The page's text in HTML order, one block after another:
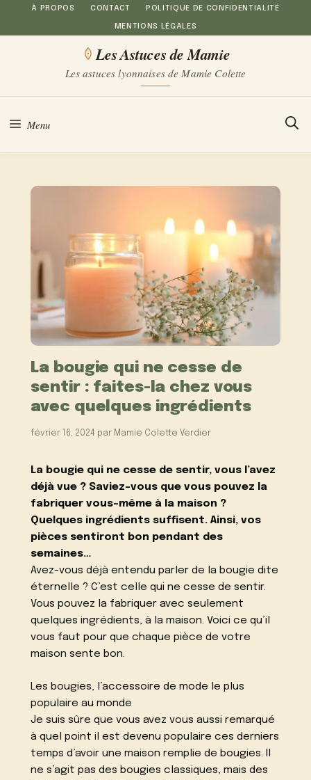
Aller
au
À PROPOS CONTACT POLITIQUE DE CONFIDENTIALITÉ
MENTIONS LÉGALES
Les Astuces de Mamie
Les astuces lyonnaises de Mamie Colette
Menu
La bougie qui ne cesse de
sentir : faites-la chez vous
avec quelques ingrédients
février 16, 2024 par Mamie Colette Verdier
La bougie qui ne cesse de sentir, vous l’avez
déjà vue ? Saviez-vous que vous pouvez la
fabriquer vous-même à la maison ?
Quelques ingrédients suffisent. Ainsi, vos
pièces sentiront bon pendant des
semaines…
Avez-vous déjà entendu parler de la bougie dite
éternelle ? C’est celle qui ne cesse de sentir.
Vous pouvez la fabriquer avec seulement
quelques ingrédients, à la maison. Voici ce qu’il
vous faut pour que chaque pièce de votre
maison sente bon.
Les bougies, l’accessoire de mode le plus
populaire au monde
Je suis sûre que vous avez vous aussi remarqué
à quel point il est devenu populaire ces derniers
temps d’avoir une maison remplie de bougies. Il
ne s’agit pas des bougies classiques, mais des